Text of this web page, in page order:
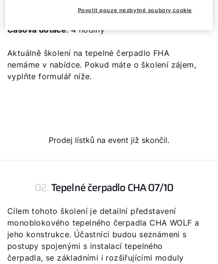
Časová dotace: 4 hodiny
Aktuálně školení na tepelné čerpadlo FHA
nemáme v nabídce. Pokud máte o školení zájem,
vyplňte formulář níže.
Prodej lístků na event již skončil.
02.Tepelné čerpadlo CHA 07/10
Cílem tohoto školení je detailní představení
monoblokového tepelného čerpadla CHA WOLF a
jeho konstrukce. Účastníci budou seznámeni s
postupy spojenými s instalací tepelného
čerpadla, se základními i rozšiřujícími moduly
Dobrý den!
Jak vám můžeme pomoct?
Povolit pouze nezbytné soubory cookie